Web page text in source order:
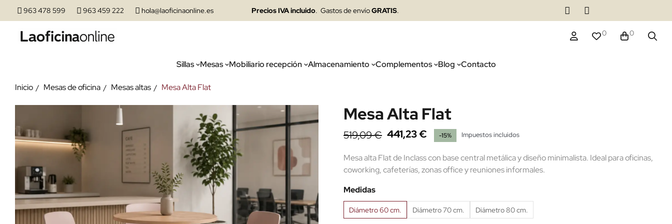
963 478 599 963 459 222 hola@laoficinaonline.es Precios IVA incluido. Gastos de envíoGRATIS.
0 0
Sillas Mesas Mobiliario recepción Almacenamiento Complementos Blog Contacto
Inicio Mesas de oficina Mesas altas Mesa Alta Flat
Mesa Alta Flat
519,09 € 441,23 € -15% Impuestos incluidos
Mesa alta Flat de Inclass con base central metálica y diseño minimalista. Ideal para oficinas,
coworking, cafeterías, zonas office y reuniones informales.
Medidas
Diámetro 60 cm. Diámetro 70 cm. Diámetro 80 cm.